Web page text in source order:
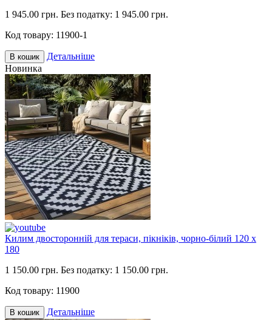
1 945.00 грн. Без податку: 1 945.00 грн.
Код товару: 11900-1
В кошик
Детальніше
Новинка
Килим двосторонній для тераси, пікніків, чорно-білий 120 х
180
1 150.00 грн. Без податку: 1 150.00 грн.
Код товару: 11900
В кошик Детальніше